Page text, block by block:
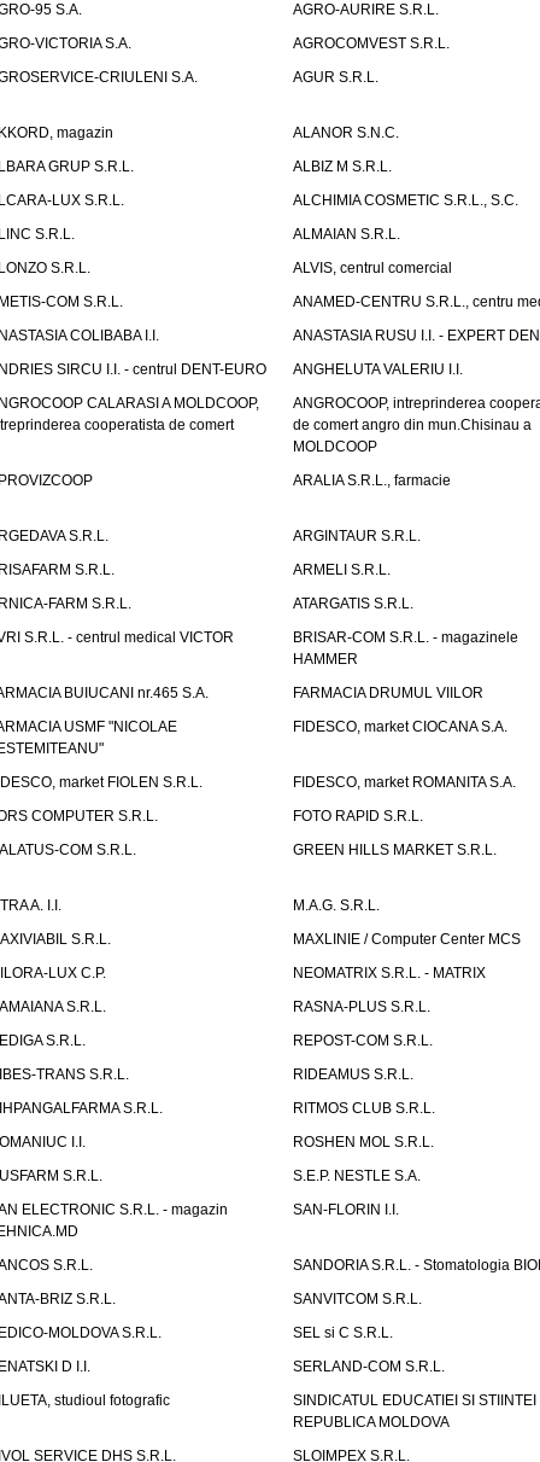
95 S.A.
AGRO-AURIRE S.R.L.
VICTORIA S.A.
AGROCOMVEST S.R.L.
CRIULENI S.A.
AGUR S.R.L.
magazin
ALANOR S.N.C.
GRUP S.R.L.
ALBIZ M S.R.L.
LUX S.R.L.
ALCHIMIA COSMETIC S.R.L., S.C.
S.R.L.
ALMAIAN S.R.L.
S.R.L.
ALVIS, centrul comercial
COM S.R.L.
ANAMED-CENTRU S.R.L., centru
COLIBABA I.I.
ANASTASIA RUSU I.I. - EXPERT
SIRCU I.I. - centrul DENT-EURO
ANGHELUTA VALERIU I.I.
CALARASI A MOLDCOOP,
cooperatista de comert
ANGROCOOP, intreprinderea
de comert angro din mun.Chisinau a
MOLDCOOP
ARALIA S.R.L., farmacie
S.R.L.
ARGINTAUR S.R.L.
S.R.L.
ARMELI S.R.L.
FARM S.R.L.
ATARGATIS S.R.L.
S.R.L. - centrul medical VICTOR
BRISAR-COM S.R.L. - magazinele
HAMMER
BUIUCANI nr.465 S.A.
FARMACIA DRUMUL VIILOR
USMF "NICOLAE
FIDESCO, market CIOCANA S.A.
market FIOLEN S.R.L.
FIDESCO, market ROMANITA S.A.
COMPUTER S.R.L.
FOTO RAPID S.R.L.
COM S.R.L.
GREEN HILLS MARKET S.R.L.
A. I.I.
M.A.G. S.R.L.
S.R.L.
MAXLINIE / Computer Center MCS
LUX C.P.
NEOMATRIX S.R.L. - MATRIX
S.R.L.
RASNA-PLUS S.R.L.
S.R.L.
REPOST-COM S.R.L.
TRANS S.R.L.
RIDEAMUS S.R.L.
S.R.L.
RITMOS CLUB S.R.L.
I.I.
ROSHEN MOL S.R.L.
S.R.L.
S.E.P. NESTLE S.A.
ELECTRONIC S.R.L. - magazin
SAN-FLORIN I.I.
S.R.L.
SANDORIA S.R.L. - Stomatologia
BRIZ S.R.L.
SANVITCOM S.R.L.
MOLDOVA S.R.L.
SEL si C S.R.L.
D I.I.
SERLAND-COM S.R.L.
studioul fotografic
SINDICATUL EDUCATIEI SI STIINTEI
REPUBLICA MOLDOVA
SERVICE DHS S.R.L.
SLOIMPEX S.R.L.